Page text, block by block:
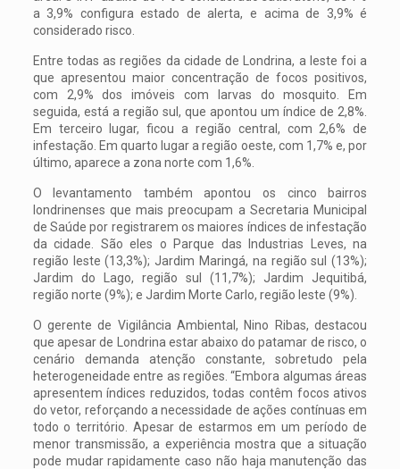
a 3,9% configura estado de alerta, e acima de 3,9% é
considerado risco.
Entre todas as regiões da cidade de Londrina, a leste foi a
que apresentou maior concentração de focos positivos,
com 2,9% dos imóveis com larvas do mosquito. Em
seguida, está a região sul, que apontou um índice de 2,8%.
Em terceiro lugar, ficou a região central, com 2,6% de
infestação. Em quarto lugar a região oeste, com 1,7% e, por
último, aparece a zona norte com 1,6%.
O levantamento também apontou os cinco bairros
londrinenses que mais preocupam a Secretaria Municipal
de Saúde por registrarem os maiores índices de infestação
da cidade. São eles o Parque das Industrias Leves, na
região leste (13,3%); Jardim Maringá, na região sul (13%);
Jardim do Lago, região sul (11,7%); Jardim Jequitibá,
região norte (9%); e Jardim Morte Carlo, região leste (9%).
O gerente de Vigilância Ambiental, Nino Ribas, destacou
que apesar de Londrina estar abaixo do patamar de risco, o
cenário demanda atenção constante, sobretudo pela
heterogeneidade entre as regiões. “Embora algumas áreas
apresentem índices reduzidos, todas contêm focos ativos
do vetor, reforçando a necessidade de ações contínuas em
todo o território. Apesar de estarmos em um período de
menor transmissão, a experiência mostra que a situação
pode mudar rapidamente caso não haja manutenção das